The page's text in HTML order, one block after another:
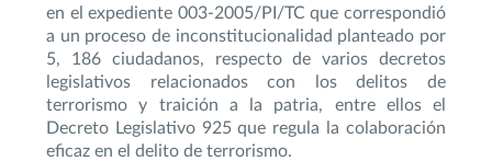
en el expediente 003-2005/PI/TC que correspondió
a un proceso de inconstitucionalidad planteado por
5, 186 ciudadanos, respecto de varios decretos
legislativos relacionados con los delitos de
terrorismo y traición a la patria, entre ellos el
Decreto Legislativo 925 que regula la colaboración
eficaz en el delito de terrorismo.